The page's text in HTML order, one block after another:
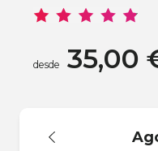
desde 35,00